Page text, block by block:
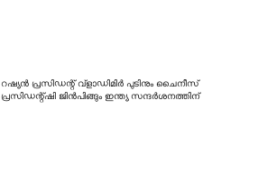
റഷ്യൻ പ്രസിഡന്റ് വ്‌ളാഡിമിർ പുടിനും ചൈനീസ്
പ്രസിഡന്റ്ഷി ജിൻപിങ്ങും ഇന്ത്യ സന്ദർശനത്തിന്